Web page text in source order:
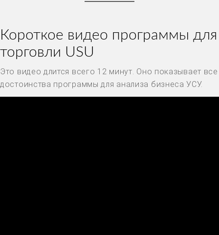
Короткое видео программы для
торговли USU
Это видео длится всего 12 минут. Оно показывает все
достоинства программы для анализа бизнеса УСУ.